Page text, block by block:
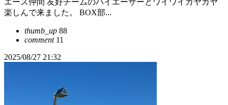
エース仲間 友好チームのハイエーサーとワイワイガヤガヤ
楽しんで来ました。 BOX部...
thumb_up 88
comment11
2025/08/27 21:32